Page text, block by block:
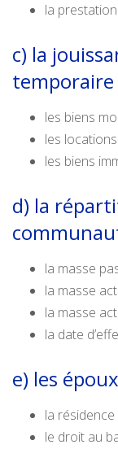
la
c) la
temporaire
les biens
les locations
les biens
d) la
la masse
la masse
la masse
la date
e) les
la
le droit au